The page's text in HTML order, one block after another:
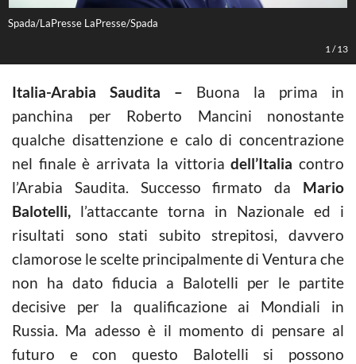
Spada/LaPresse LaPresse/Spada
1 /13
Italia-Arabia Saudita – Buona la prima in
panchina per Roberto Mancini nonostante
qualche disattenzione e calo di concentrazione
nel finale è arrivata la vittoriadell’Italia contro
l’Arabia Saudita. Successo firmato da Mario
Balotelli, l’attaccante torna in Nazionale ed i
risultati sono stati subito strepitosi, davvero
clamorose le scelte principalmente di Ventura che
non ha dato fiducia a Balotelli per le partite
decisive per la qualificazione ai Mondiali in
Russia. Ma adesso è il momento di pensare al
futuro e con questo Balotelli si possono